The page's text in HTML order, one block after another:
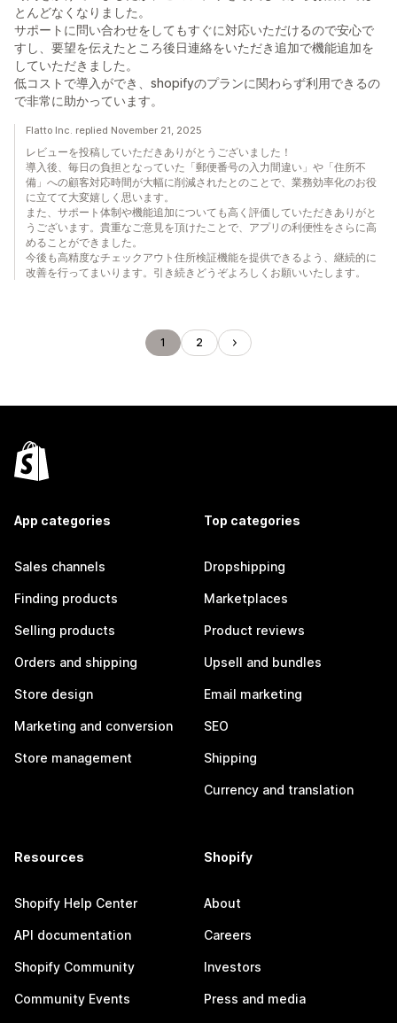
とんどなくなりました。
サポートに問い合わせをしてもすぐに対応いただけるので安心で
すし、要望を伝えたところ後日連絡をいただき追加で機能追加を
していただきました。
低コストで導入ができ、shopifyのプランに関わらず利用できるの
で非常に助かっています。
Flatto Inc. replied November 21, 2025
レビューを投稿していただきありがとうございました！
導入後、毎日の負担となっていた「郵便番号の入力間違い」や「住所不
備」への顧客対応時間が大幅に削減されたとのことで、業務効率化のお役
に立てて大変嬉しく思います。
また、サポート体制や機能追加についても高く評価していただきありがと
うございます。貴重なご意見を頂けたことで、アプリの利便性をさらに高
めることができました。
今後も高精度なチェックアウト住所検証機能を提供できるよう、継続的に
改善を行ってまいります。引き続きどうぞよろしくお願いいたします。
1 2
App categories
Sales channels
Finding products
Selling products
Orders and shipping
Store design
Marketing and conversion
Store management
Top categories
Dropshipping
Marketplaces
Product reviews
Upsell and bundles
Email marketing
SEO
Shipping
Currency and translation
Resources
Shopify Help Center
API documentation
Shopify Community
Community Events
Shopify
About
Careers
Investors
Press and media